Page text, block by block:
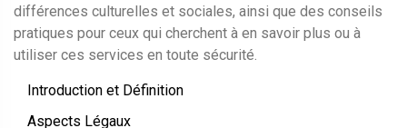
différences culturelles et sociales, ainsi que des conseils
pratiques pour ceux qui cherchent à en savoir plus ou à
utiliser ces services en toute sécurité.
Introduction et Définition
Aspects Légaux